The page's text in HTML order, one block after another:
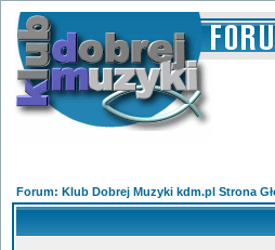
Forum: Klub Dobrej Muzyki kdm.pl Strona